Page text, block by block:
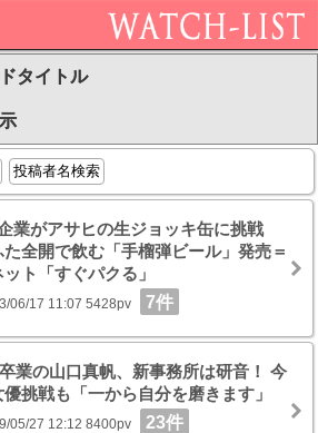
タイトル
投稿者名検索
業がアサヒの生ジョッキ缶に挑戦
た全開で飲む「手榴弾ビール」発売＝
ト「すぐパクる」
06/17 11:07 5428pv 7件
業の山口真帆、新事務所は研音！ 今
挑戦も「一から自分を磨きます」
05/27 12:12 8400pv 23件